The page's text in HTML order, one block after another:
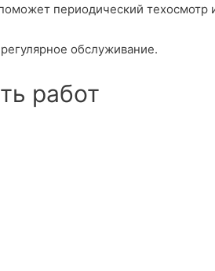
периодический техосмотр
обслуживание.
работ